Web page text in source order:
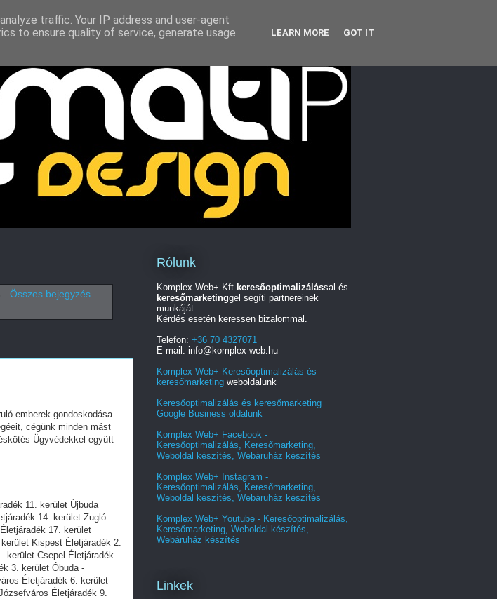
.
Összes bejegyzés
emberek gondoskodása
cégünk minden mást
Ügyvédekkel együtt
11. kerület Újbuda
14. kerület Zugló
17. kerület
Kispest Életjáradék 2.
kerület Csepel Életjáradék
3. kerület Óbuda -
Életjáradék 6. kerület
Életjáradék 9.
Rólunk
Komplex Web+ Kft keresőoptimalizálással és
keresőmarketinggel segíti partnereinek
munkáját.
Kérdés esetén keressen bizalommal.
Telefon: +36 70 4327071
E-mail: info@komplex-web.hu
Komplex Web+ Keresőoptimalizálás és
keresőmarketing weboldalunk
Keresőoptimalizálás és keresőmarketing
Google Business oldalunk
Komplex Web+ Facebook -
Keresőoptimalizálás, Keresőmarketing,
Weboldal készítés, Webáruház készítés
Komplex Web+ Instagram -
Keresőoptimalizálás, Keresőmarketing,
Weboldal készítés, Webáruház készítés
Komplex Web+ Youtube - Keresőoptimalizálás,
Keresőmarketing, Weboldal készítés,
Webáruház készítés
Linkek
traffic. Your IP address and user-agent
to ensure quality of service, generate usage
LEARN MORE GOT IT